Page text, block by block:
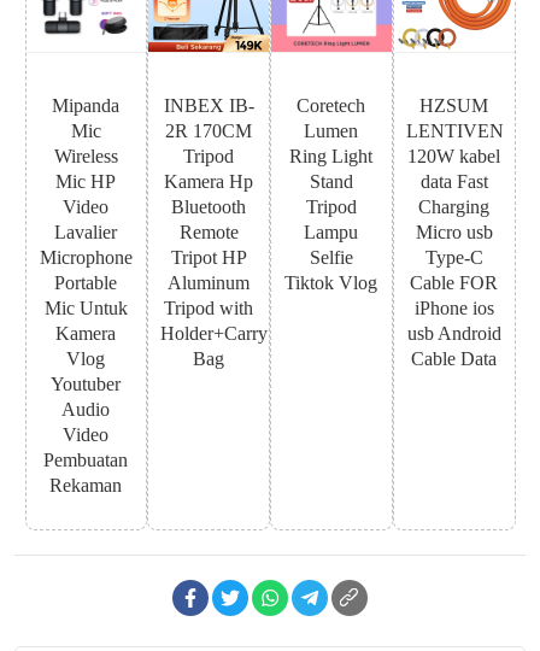
Mipanda
Mic
Wireless
Mic HP
Video
Lavalier
Microphone
Portable
Mic Untuk
Kamera
Vlog
Youtuber
Audio
Video
Pembuatan
Rekaman
INBEX IB-
2R 170CM
Tripod
Kamera Hp
Bluetooth
Remote
Tripot HP
Aluminum
Tripod with
Holder+Carry
Bag
Coretech
Lumen
Ring Light
Stand
Tripod
Lampu
Selfie
Tiktok Vlog
HZSUM
LENTIVEN
120W kabel
data Fast
Charging
Micro usb
Type-C
Cable FOR
iPhone ios
usb Android
Cable Data